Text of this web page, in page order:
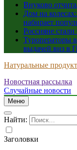
Внуково
Дом на
набирает
Россияне
Туроператоры
выдачей виз в
Натуральные
Новостная рассылка
Случайные новости
Меню
Найти:
Заголовки